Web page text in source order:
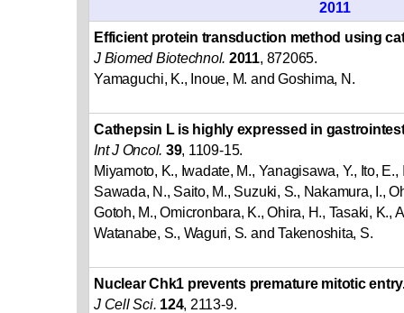
2011
Efficient protein transduction method using
J Biomed Biotechnol. 2011, 872065.
Yamaguchi, K., Inoue, M. and Goshima, N.
Cathepsin L is highly expressed in
Int J Oncol. 39, 1109-15.
Miyamoto, K., Iwadate, M., Yanagisawa, Y., Ito, E.,
Sawada, N., Saito, M., Suzuki, S., Nakamura, I.,
Gotoh, M., Omicronbara, K., Ohira, H., Tasaki, K.,
Watanabe, S., Waguri, S. and Takenoshita, S.
Nuclear Chk1 prevents premature mitotic
J Cell Sci. 124, 2113-9.